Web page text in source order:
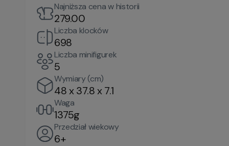
Najniższa cena w historii
279.00
Liczba klocków
698
Liczba minifigurek
5
Wymiary (cm)
48 x 37.8 x 7.1
Waga
1375g
Przedział wiekowy
6+